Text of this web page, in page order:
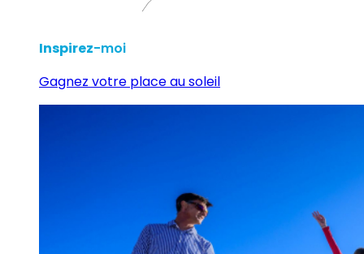
Inspirez-moi
Gagnez votre place au soleil